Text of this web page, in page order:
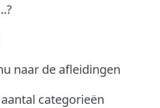
naar de afleidingen
categorieën